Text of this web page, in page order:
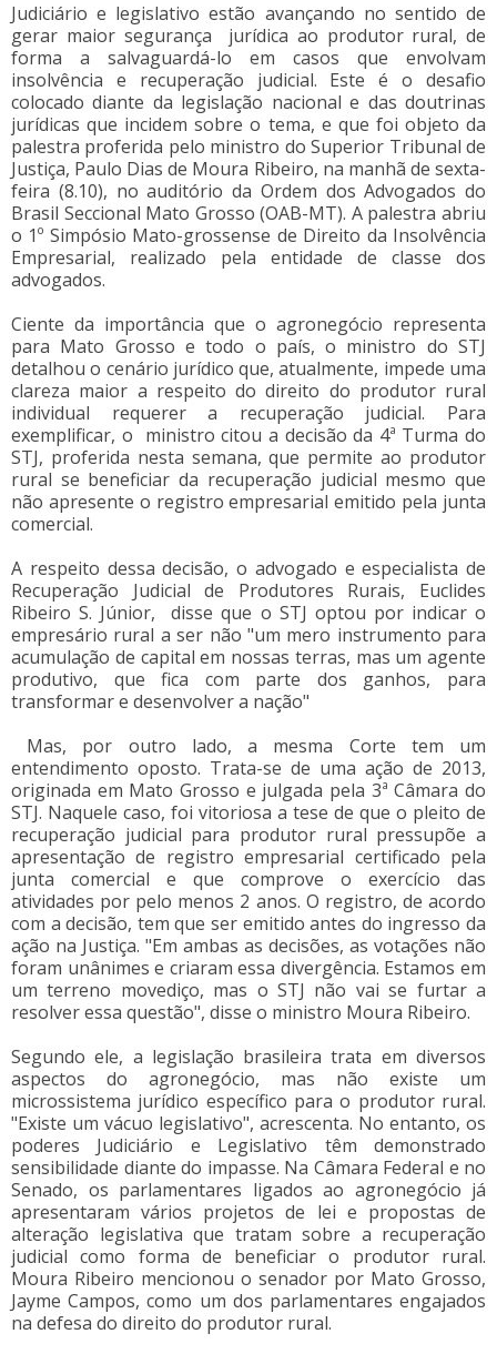
Judiciário e legislativo estão avançando no sentido de
gerar maior segurança jurídica ao produtor rural, de
forma a salvaguardá-lo em casos que envolvam
insolvência e recuperação judicial. Este é o desafio
colocado diante da legislação nacional e das doutrinas
jurídicas que incidem sobre o tema, e que foi objeto da
palestra proferida pelo ministro do Superior Tribunal de
Justiça, Paulo Dias de Moura Ribeiro, na manhã de sexta-
feira (8.10), no auditório da Ordem dos Advogados do
Brasil Seccional Mato Grosso (OAB-MT). A palestra abriu
o 1º Simpósio Mato-grossense de Direito da Insolvência
Empresarial, realizado pela entidade de classe dos
advogados.
Ciente da importância que o agronegócio representa
para Mato Grosso e todo o país, o ministro do STJ
detalhou o cenário jurídico que, atualmente, impede uma
clareza maior a respeito do direito do produtor rural
individual requerer a recuperação judicial. Para
exemplificar, o ministro citou a decisão da 4ª Turma do
STJ, proferida nesta semana, que permite ao produtor
rural se beneficiar da recuperação judicial mesmo que
não apresente o registro empresarial emitido pela junta
comercial.
A respeito dessa decisão, o advogado e especialista de
Recuperação Judicial de Produtores Rurais, Euclides
Ribeiro S. Júnior, disse que o STJ optou por indicar o
empresário rural a ser não "um mero instrumento para
acumulação de capital em nossas terras, mas um agente
produtivo, que fica com parte dos ganhos, para
transformar e desenvolver a nação"
Mas, por outro lado, a mesma Corte tem um
entendimento oposto. Trata-se de uma ação de 2013,
originada em Mato Grosso e julgada pela 3ª Câmara do
STJ. Naquele caso, foi vitoriosa a tese de que o pleito de
recuperação judicial para produtor rural pressupõe a
apresentação de registro empresarial certificado pela
junta comercial e que comprove o exercício das
atividades por pelo menos 2 anos. O registro, de acordo
com a decisão, tem que ser emitido antes do ingresso da
ação na Justiça. "Em ambas as decisões, as votações não
foram unânimes e criaram essa divergência. Estamos em
um terreno movediço, mas o STJ não vai se furtar a
resolver essa questão", disse o ministro Moura Ribeiro.
Segundo ele, a legislação brasileira trata em diversos
aspectos do agronegócio, mas não existe um
microssistema jurídico específico para o produtor rural.
"Existe um vácuo legislativo", acrescenta. No entanto, os
poderes Judiciário e Legislativo têm demonstrado
sensibilidade diante do impasse. Na Câmara Federal e no
Senado, os parlamentares ligados ao agronegócio já
apresentaram vários projetos de lei e propostas de
alteração legislativa que tratam sobre a recuperação
judicial como forma de beneficiar o produtor rural.
Moura Ribeiro mencionou o senador por Mato Grosso,
Jayme Campos, como um dos parlamentares engajados
na defesa do direito do produtor rural.